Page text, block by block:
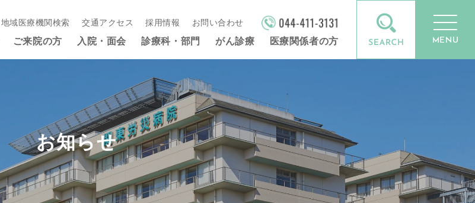
地域医療機関検索 交通アクセス 採用情報 お問い合わせ
ご来院の方 入院・面会 診療科・部門 がん診療 医療関係者の方 MENU
お知らせ